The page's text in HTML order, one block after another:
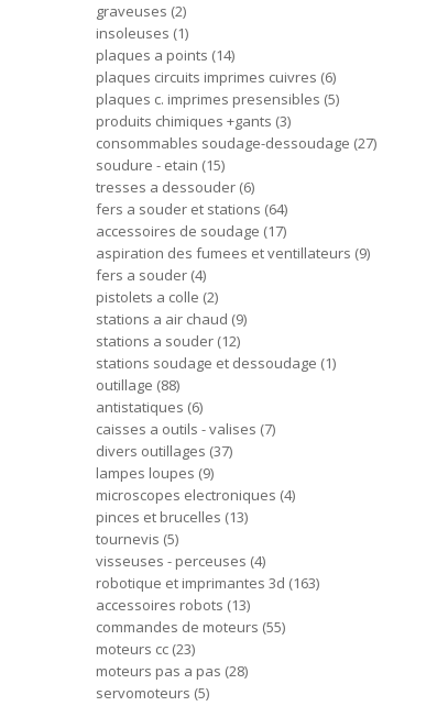
graveuses 2
insoleuses 1
plaques a points 14
plaques circuits imprimes cuivres 6
plaques c. imprimes presensibles 5
produits chimiques +gants 3
consommables soudage-dessoudage 27
soudure - etain 15
tresses a dessouder 6
fers a souder et stations 64
accessoires de soudage 17
aspiration des fumees et ventillateurs 9
fers a souder 4
pistolets a colle 2
stations a air chaud 9
stations a souder 12
stations soudage et dessoudage 1
outillage 88
antistatiques 6
caisses a outils - valises 7
divers outillages 37
lampes loupes 9
microscopes electroniques 4
pinces et brucelles 13
tournevis 5
visseuses - perceuses 4
robotique et imprimantes 3d 163
accessoires robots 13
commandes de moteurs 55
moteurs cc 23
moteurs pas a pas 28
servomoteurs 5